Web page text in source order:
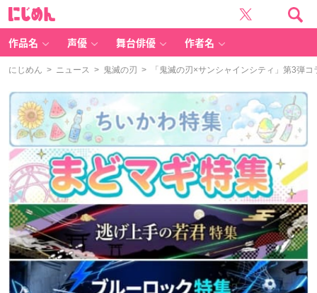
作品名 声優 舞台俳優 作者名
にじめん > ニュース > 鬼滅の刃 > 「鬼滅の刃×サンシャインシティ」第3弾